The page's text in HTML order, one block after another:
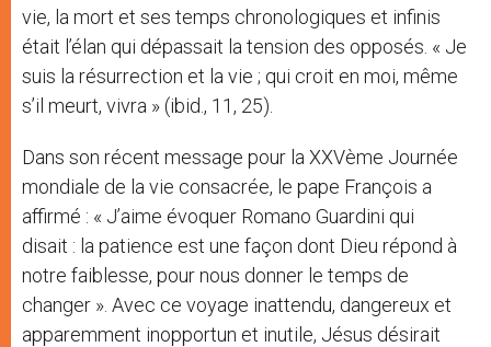
vie, la mort et ses temps chronologiques et infinis
était l’élan qui dépassait la tension des opposés. « Je
suis la résurrection et la vie ; qui croit en moi, même
s’il meurt, vivra » (ibid., 11, 25).
Dans son récent message pour la XXVème Journée
mondiale de la vie consacrée, le pape François a
affirmé : « J’aime évoquer Romano Guardini qui
disait : la patience est une façon dont Dieu répond à
notre faiblesse, pour nous donner le temps de
changer ». Avec ce voyage inattendu, dangereux et
apparemment inopportun et inutile, Jésus désirait